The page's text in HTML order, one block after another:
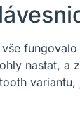
nastat, a